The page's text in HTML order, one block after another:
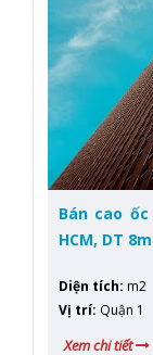
Bán cao
HCM, DT
Diện tích: m2
Vị trí: Quận 1
Xem chi tiết